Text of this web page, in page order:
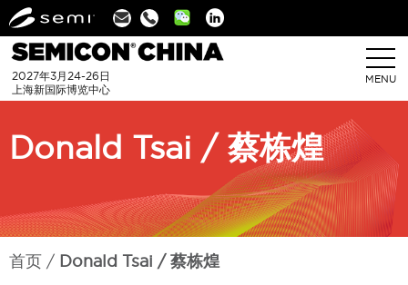
Linkedin
2027年3月24-26日
上海新国际博览中心
MENU
Donald Tsai / 蔡栋煌
首页 Donald Tsai / 蔡栋煌